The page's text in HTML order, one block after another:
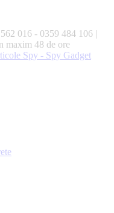
016 - 0359 484 106 |
maxim 48 de ore